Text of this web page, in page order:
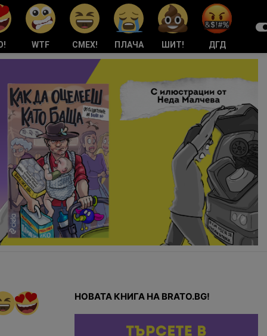
WTF СМЕХ! ПЛАЧА ШИТ! ДГД
НОВАТА КНИГА НА BRATO.BG!